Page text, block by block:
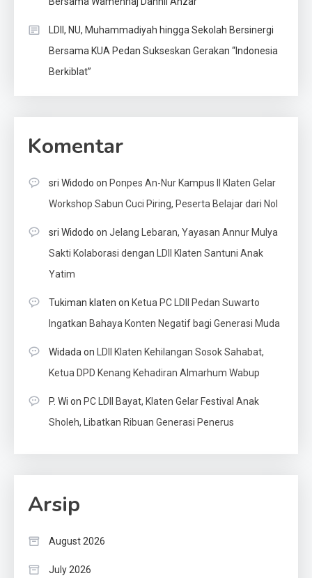
LDII, NU, Muhammadiyah hingga Sekolah Bersinergi
Bersama KUA Pedan Sukseskan Gerakan “Indonesia
Berkiblat”
Komentar
sri Widodo on Ponpes An-Nur Kampus II Klaten Gelar
Workshop Sabun Cuci Piring, Peserta Belajar dari Nol
sri Widodo on Jelang Lebaran, Yayasan Annur Mulya
Sakti Kolaborasi dengan LDII Klaten Santuni Anak
Yatim
Tukiman klaten on Ketua PC LDII Pedan Suwarto
Ingatkan Bahaya Konten Negatif bagi Generasi Muda
Widada on
LDII Klaten Kehilangan Sosok Sahabat,
Ketua DPD Kenang Kehadiran Almarhum Wabup
P. Wi on PC LDII Bayat, Klaten Gelar Festival Anak
Sholeh, Libatkan Ribuan Generasi Penerus
Arsip
August 2026
July 2026